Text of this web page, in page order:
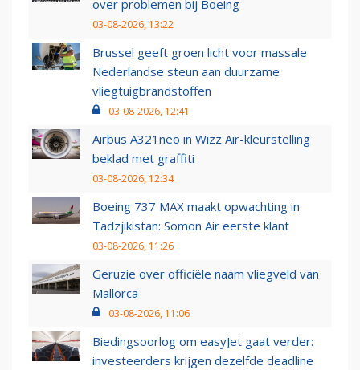
over problemen bij Boeing
03-08-2026, 13:22
Brussel geeft groen licht voor massale
Nederlandse steun aan duurzame
vliegtuigbrandstoffen
03-08-2026, 12:41
Airbus A321neo in Wizz Air-kleurstelling
beklad met graffiti
03-08-2026, 12:34
Boeing 737 MAX maakt opwachting in
Tadzjikistan: Somon Air eerste klant
03-08-2026, 11:26
Geruzie over officiële naam vliegveld van
Mallorca
03-08-2026, 11:06
Biedingsoorlog om easyJet gaat verder:
investeerders krijgen dezelfde deadline